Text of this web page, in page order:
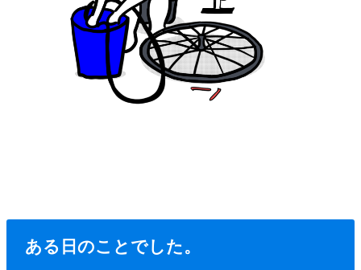
ある日のことでした。